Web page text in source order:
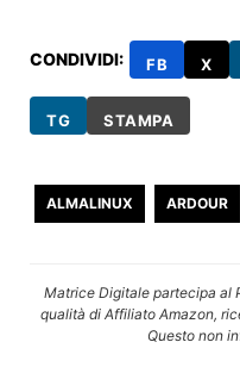
CONDIVIDI: FB X
TG STAMPA
ALMALINUX ARDOUR
Matrice Digitale partecipa al
qualità di Affiliato Amazon,
Questo non